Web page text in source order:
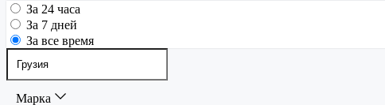
За 24 часа
За 7 дней
За все время
Марка